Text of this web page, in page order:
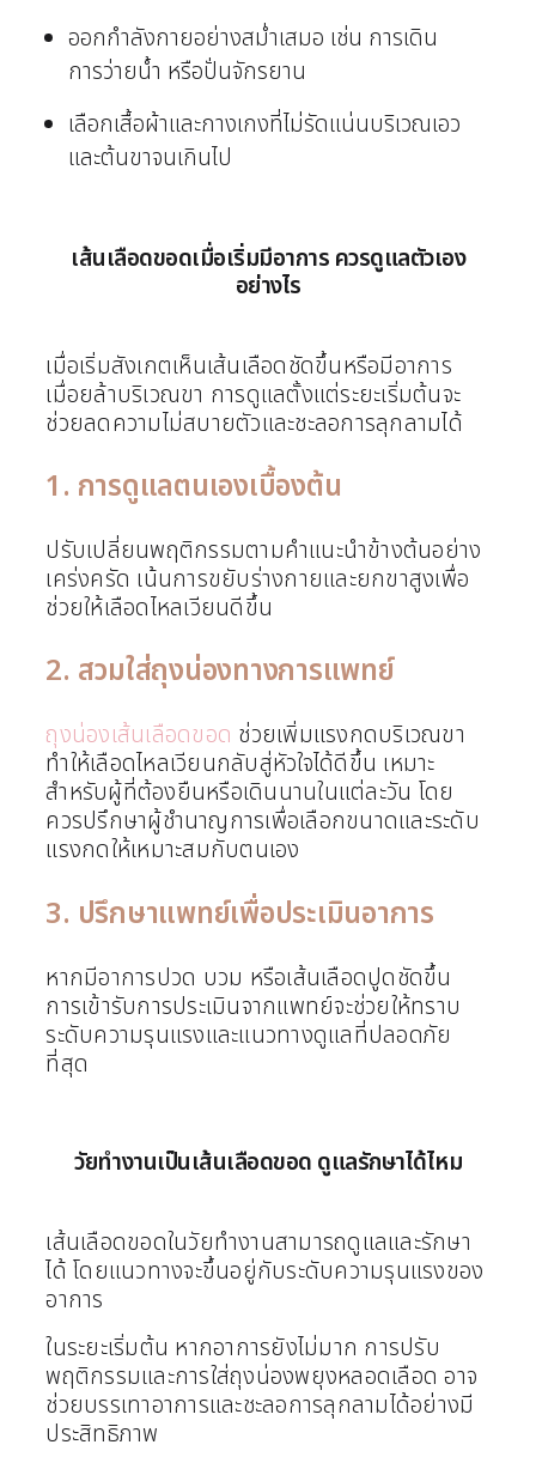
ออกกำลังกายอย่างสม่ำเสมอ เช่น การเดิน
การว่ายน้ำ หรือปั่นจักรยาน
เลือกเสื้อผ้าและกางเกงที่ไม่รัดแน่นบริเวณเอว
และต้นขาจนเกินไป
เส้นเลือดขอดเมื่อเริ่มมีอาการ ควรดูแลตัวเอง
อย่างไร
เมื่อเริ่มสังเกตเห็นเส้นเลือดชัดขึ้นหรือมีอาการ
เมื่อยล้าบริเวณขา การดูแลตั้งแต่ระยะเริ่มต้นจะ
ช่วยลดความไม่สบายตัวและชะลอการลุกลามได้
1. การดูแลตนเองเบื้องต้น
ปรับเปลี่ยนพฤติกรรมตามคำแนะนำข้างต้นอย่าง
เคร่งครัด เน้นการขยับร่างกายและยกขาสูงเพื่อ
ช่วยให้เลือดไหลเวียนดีขึ้น
2. สวมใส่ถุงน่องทางการแพทย์
ถุงน่องเส้นเลือดขอด ช่วยเพิ่มแรงกดบริเวณขา
ทำให้เลือดไหลเวียนกลับสู่หัวใจได้ดีขึ้น เหมาะ
สำหรับผู้ที่ต้องยืนหรือเดินนานในแต่ละวัน โดย
ควรปรึกษาผู้ชำนาญการเพื่อเลือกขนาดและระดับ
แรงกดให้เหมาะสมกับตนเอง
3. ปรึกษาแพทย์เพื่อประเมินอาการ
หากมีอาการปวด บวม หรือเส้นเลือดปูดชัดขึ้น
การเข้ารับการประเมินจากแพทย์จะช่วยให้ทราบ
ระดับความรุนแรงและแนวทางดูแลที่ปลอดภัย
ที่สุด
วัยทำงานเป็นเส้นเลือดขอด ดูแลรักษาได้ไหม
เส้นเลือดขอดในวัยทำงานสามารถดูแลและรักษา
ได้ โดยแนวทางจะขึ้นอยู่กับระดับความรุนแรงของ
อาการ
ในระยะเริ่มต้น หากอาการยังไม่มาก การปรับ
พฤติกรรมและการใส่ถุงน่องพยุงหลอดเลือด อาจ
ช่วยบรรเทาอาการและชะลอการลุกลามได้อย่างมี
ประสิทธิภาพ